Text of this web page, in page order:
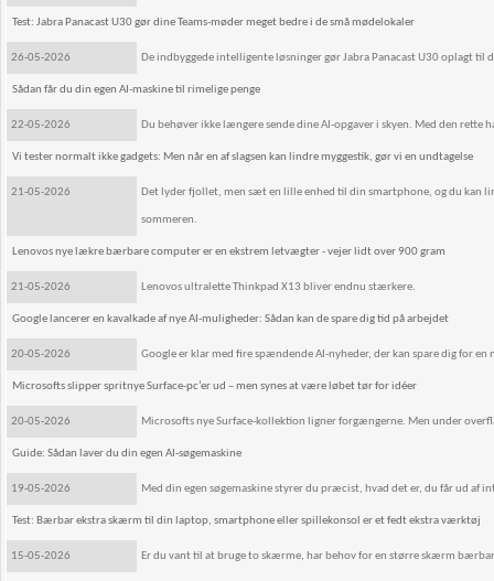
Test: Jabra Panacast U30 gør dine Teams-møder meget bedre i de små mødelokaler
26-05-2026 De indbyggede intelligente løsninger gør Jabra Panacast U30 oplagt
Sådan får du din egen AI-maskine til rimelige penge
22-05-2026 Du behøver ikke længere sende dine AI-opgaver i skyen. Med den
Vi tester normalt ikke gadgets: Men når en af slagsen kan lindre myggestik, gør vi en undtagelse
21-05-2026 Det lyder fjollet, men sæt en lille enhed til din smartphone, og du kan
sommeren.
Lenovos nye lækre bærbare computer er en ekstrem letvægter - vejer lidt over 900 gram
21-05-2026 Lenovos ultralette Thinkpad X13 bliver endnu stærkere.
Google lancerer en kavalkade af nye AI-muligheder: Sådan kan de spare dig tid på arbejdet
20-05-2026 Google er klar med fire spændende AI-nyheder, der kan spare dig for
Microsofts slipper spritnye Surface-pc’er ud – men synes at være løbet tør for idéer
20-05-2026 Microsofts nye Surface-kollektion ligner forgængerne. Men under
Guide: Sådan laver du din egen AI-søgemaskine
19-05-2026 Med din egen søgemaskine styrer du præcist, hvad det er, du får ud af
Test: Bærbar ekstra skærm til din laptop, smartphone eller spillekonsol er et fedt ekstra værktøj
15-05-2026 Er du vant til at bruge to skærme, har behov for en større skærm